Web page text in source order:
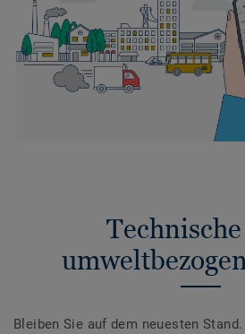
Bleiben Sie auf dem neuesten